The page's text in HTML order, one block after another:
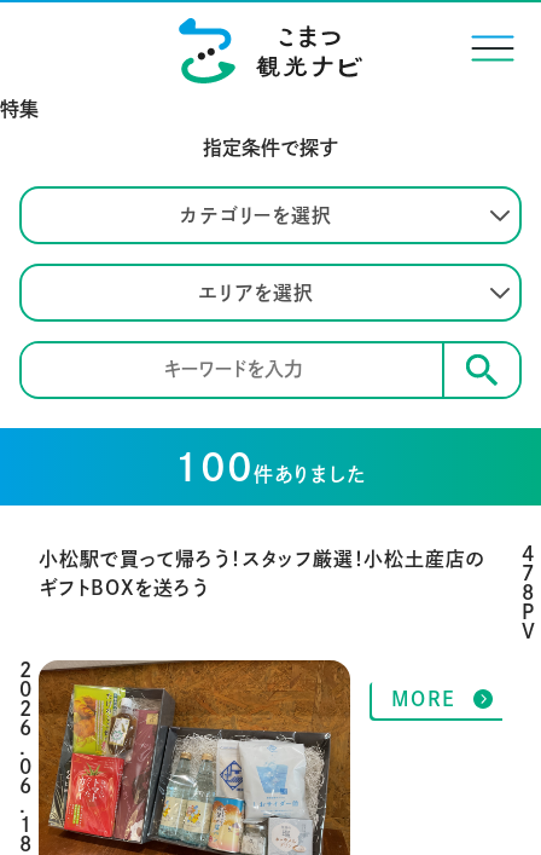
menu
特集
指定条件で探す
カテゴリーを選択
エリアを選択
検索
100件ありました
小松駅で買って帰ろう！スタッフ厳選！小松土産店の
ギフトBOXを送ろう
4
7
8
P
V
2
0
2
6
.
0
6
.
1
8